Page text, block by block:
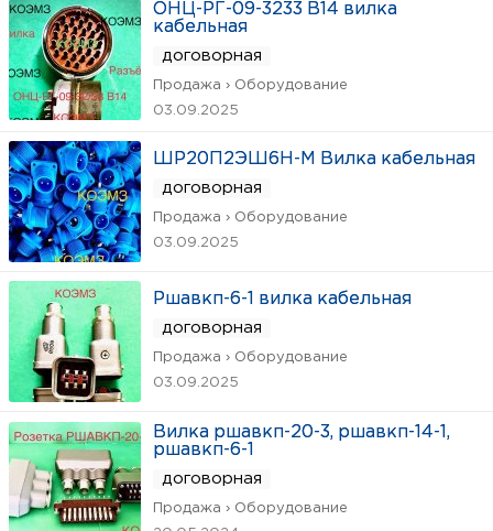
ОНЦ-РГ-09-3233 В14 вилка
кабельная
договорная
Продажа › Оборудование
03.09.2025
ШР20П2ЭШ6Н-М Вилка кабельная
договорная
Продажа › Оборудование
03.09.2025
Ршавкп-6-1 вилка кабельная
договорная
Продажа › Оборудование
03.09.2025
Вилка ршавкп-20-3, ршавкп-14-1,
ршавкп-6-1
договорная
Продажа › Оборудование